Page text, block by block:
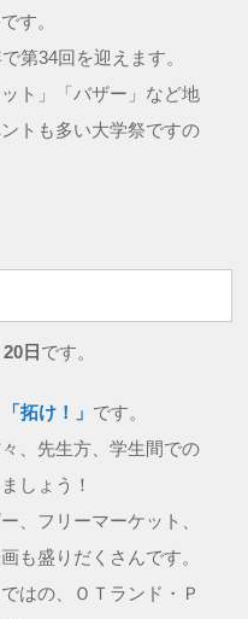
す。
第34回を迎えます。
ト」「バザー」など地
トも多い大学祭ですの
日 です。
「拓け！」 です。
、先生方、学生間での
しょう！
、フリーマーケット、
も盛りだくさんです。
はの、ＯＴランド・Ｐ